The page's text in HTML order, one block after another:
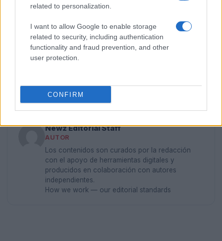
related to personalization.
I want to allow Google to enable storage
related to security, including authentication
functionality and fraud prevention, and other
user protection.
CONFIRM
YucatánColimaBaja California Sur
Se recomienda a los padres de familia y tutores
mantenerse al tanto de los avisos oficiales de la
SEP de cada estado, así como del Gobierno de
cambio en el calendario escolar.
Newz Editorial Staff
AUTOR
Los contenidos son curados por la redacción
con el apoyo de herramientas digitales y
producidos en colaboración con autores
independientes.
How we work — our editorial standards